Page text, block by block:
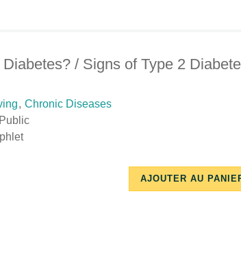
/ Signs of Type 2
, Chronic Diseases
AJOUTER AU
10/17/2018
12/03/2018